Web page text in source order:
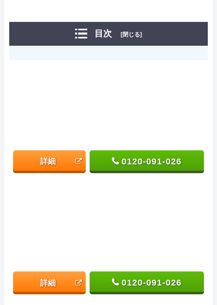
目次 [閉じる]
詳細 0120-091-026
詳細 0120-091-026